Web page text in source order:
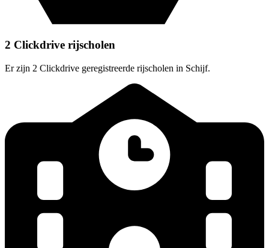
2 Clickdrive rijscholen
Er zijn 2 Clickdrive geregistreerde rijscholen in Schijf.